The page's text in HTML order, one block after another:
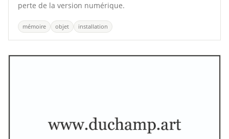
perte de la version numérique.
mémoire objet installation